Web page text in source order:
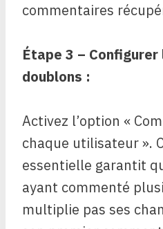
commentaires
Étape 3 –
doublons :
Activez l’option «
chaque utilisateur ».
essentielle garantit
ayant commenté
multiplie pas ses